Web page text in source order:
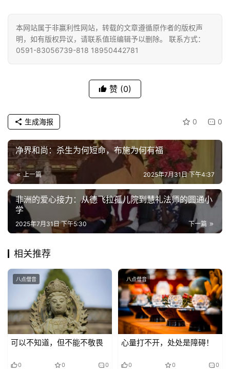
教
人
礼
视
频
纪
录
佛
艺
术
策
法
规
免
登录 注册
本网站属于非赢利性网站，转载的文章遵循原作者的版权声
明，如有版权异议，请联系值班编辑予以删除。 联系方式：
0591-83056739-818 18950442781
赞 (0)
0 0
生成海报
净界和尚：杀生为何短命，布施为何有福
上一篇 2025年7月31日 下午4:37
​非洲的爱心接力：从德飞拉孤儿院到慧礼法师的圆通小
学​​
下一篇
2025年7月31日 下午5:30
相关推荐
八点僧音
可以不知道，但不能不敬畏
0 0 0
八点僧音
心量打不开，处处是障碍！
0 0 0